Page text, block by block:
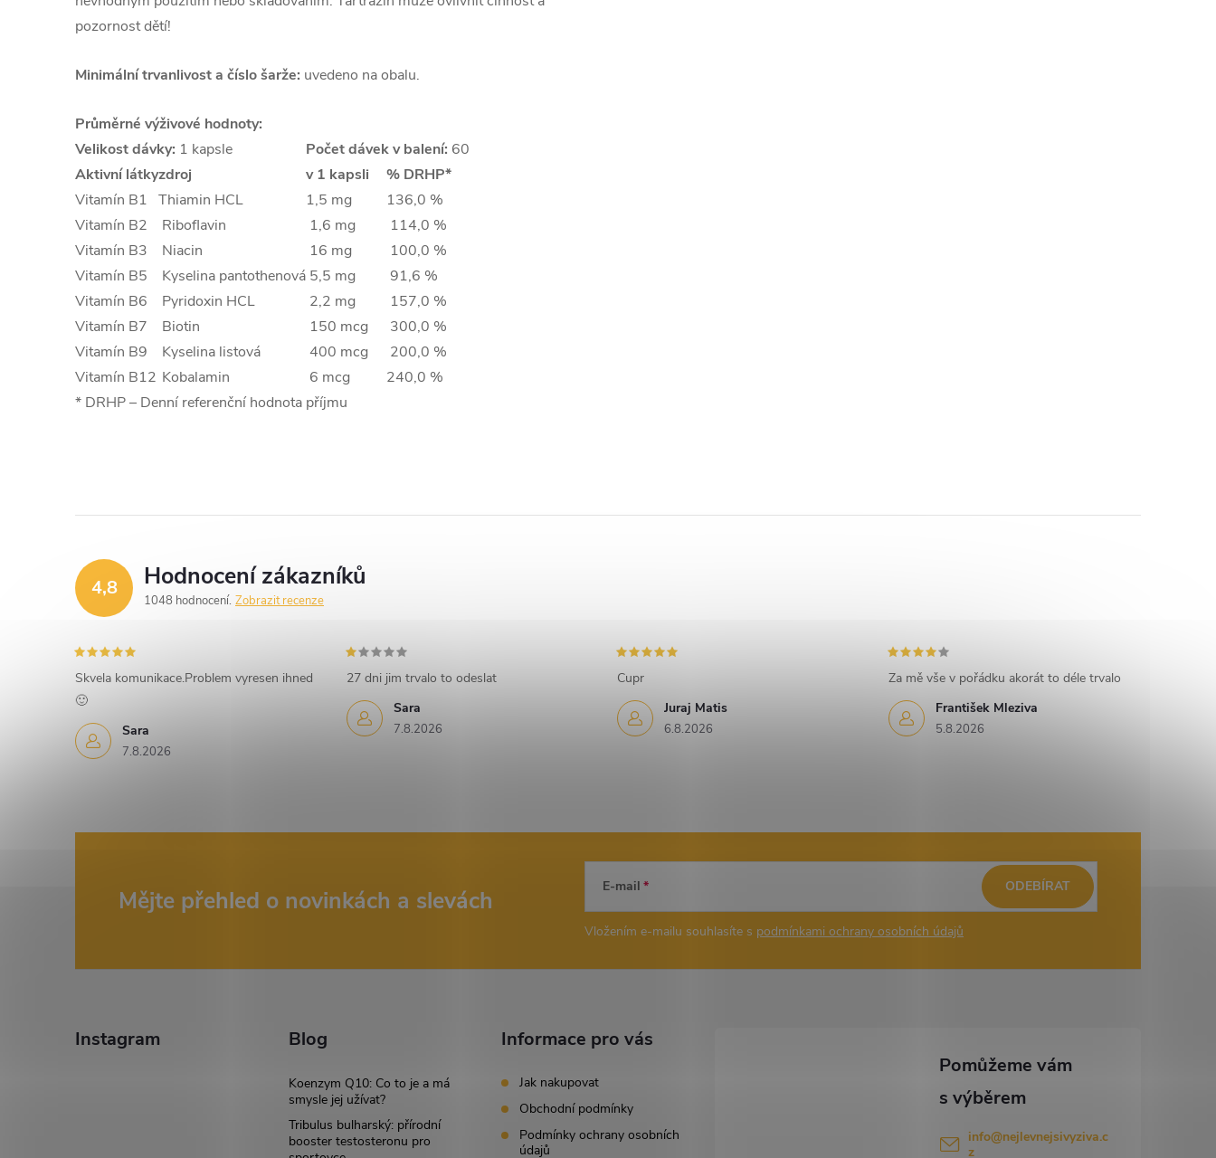
pozornost dětí!
Minimální trvanlivost a číslo šarže: uvedeno na obalu.
Průměrné výživové hodnoty:
Velikost dávky: 1 kapsle Počet dávek v balení: 60
Aktivní látkyzdroj v 1 kapsli
% DRHP*
Vitamín B1 Thiamin HCL 1,5 mg
136,0 %
Vitamín B2
Riboflavin 1,6 mg
114,0 %
Vitamín B3
Niacin 16 mg
100,0 %
Vitamín B5
Kyselina pantothenová 5,5 mg
91,6 %
Vitamín B6
Pyridoxin HCL 2,2 mg
157,0 %
Vitamín B7
Biotin 150 mcg
300,0 %
Vitamín B9
Kyselina listová 400 mcg
200,0 %
Vitamín B12 Kobalamin 6 mcg
240,0 %
* DRHP – Denní referenční hodnota příjmu
4,8 Hodnocení zákazníků
1048 hodnocení Zobrazit recenze
Sara
7.8.2026
Skvela komunikace.Problem vyresen ihned
🙂
Sara
7.8.2026
27 dni jim trvalo to odeslat
Juraj Matis
6.8.2026
Cupr
František Mleziva
5.8.2026
Za mě vše v pořádku akorát to déle trvalo
Mějte přehled o novinkách a slevách E-mail
Vložením e-mailu souhlasíte s podmínkami ochrany osobních údajů
ODEBÍRAT
Instagram Blog
Koenzym Q10: Co to je a má
smysle jej užívat?
Tribulus bulharský: přírodní
booster testosteronu pro
Informace pro vás
Jak nakupovat
Obchodní podmínky
Podmínky ochrany osobních
údajů
info@nejlevnejsivyziva.c
z